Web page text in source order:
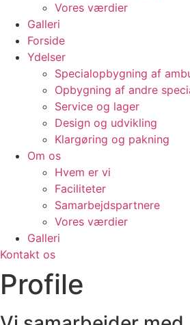
Vores værdier
Galleri
Forside
Ydelser
Specialopbygning af
Opbygning af andre
Service og lager
Design og udvikling
Klargøring og pakning
Om os
Hvem er vi
Faciliteter
Samarbejdspartnere
Vores værdier
Galleri
Kontakt os
Profile